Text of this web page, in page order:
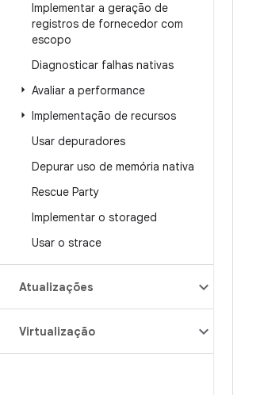
Implementar a geração de
registros de fornecedor com
escopo
Diagnosticar falhas nativas
Avaliar a performance
Implementação de recursos
Usar depuradores
Depurar uso de memória nativa
Rescue Party
Implementar o storaged
Usar o strace
Atualizações
Virtualização